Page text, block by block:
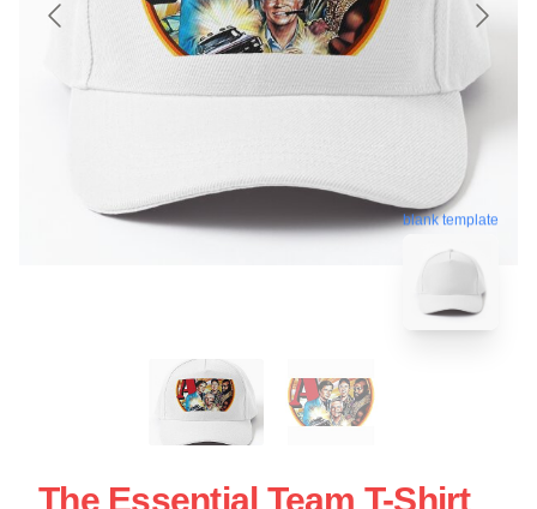
blank template
The Essential Team T-Shirt